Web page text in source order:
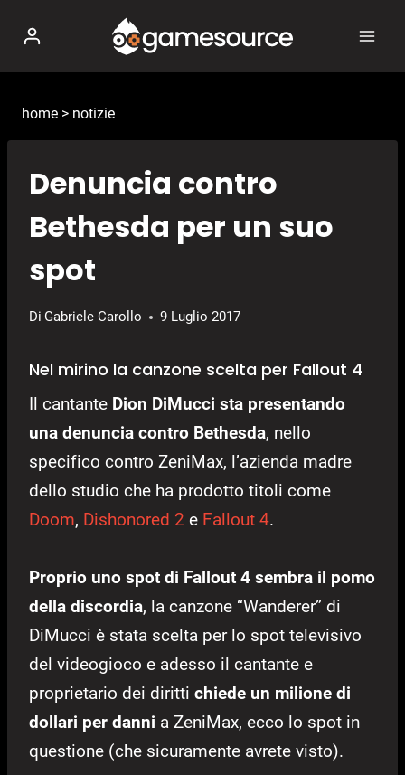
contenuto
home > notizie
Denuncia contro
Bethesda per un suo
spot
Di Gabriele Carollo 9 Luglio 2017
Nel mirino la canzone scelta per Fallout 4
Il cantante Dion DiMucci sta presentando
una denuncia contro Bethesda, nello
specifico contro ZeniMax, l’azienda madre
dello studio che ha prodotto titoli come
Doom, Dishonored 2 e Fallout 4.
Proprio uno spot di Fallout 4 sembra il pomo
della discordia, la canzone “Wanderer” di
DiMucci è stata scelta per lo spot televisivo
del videogioco e adesso il cantante e
proprietario dei diritti chiede un milione di
dollari per danni a ZeniMax, ecco lo spot in
questione (che sicuramente avrete visto).